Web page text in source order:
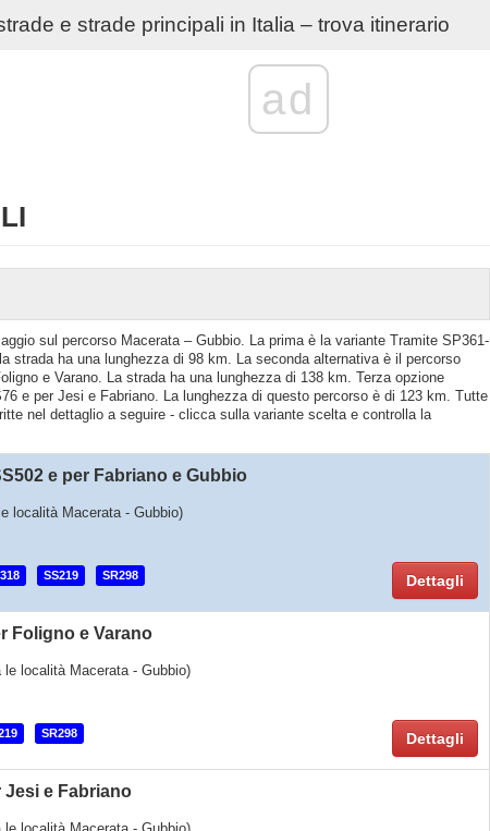
e strade principali in Italia – trova itinerario
ad
sul percorso Macerata – Gubbio. La prima è la variante Tramite SP361-
strada ha una lunghezza di 98 km. La seconda alternativa è il percorso
e Varano. La strada ha una lunghezza di 138 km. Terza opzione
e per Jesi e Fabriano. La lunghezza di questo percorso è di 123 km. Tutte
nel dettaglio a seguire - clicca sulla variante scelta e controlla la
e per Fabriano e Gubbio
località Macerata - Gubbio)
SS219 SR298 Dettagli
Foligno e Varano
le località Macerata - Gubbio)
SR298 Dettagli
Jesi e Fabriano